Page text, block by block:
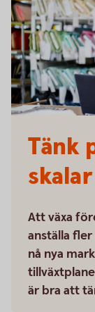
Tänk
Att växa
anställa
nå nya
är bra att